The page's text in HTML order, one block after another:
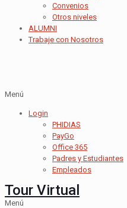
Convenios
Otros niveles
ALUMNI
Trabaje con Nosotros
Menú
Login
PHIDIAS
PayGo
Office 365
Padres y Estudiantes
Empleados
Tour Virtual
Menú